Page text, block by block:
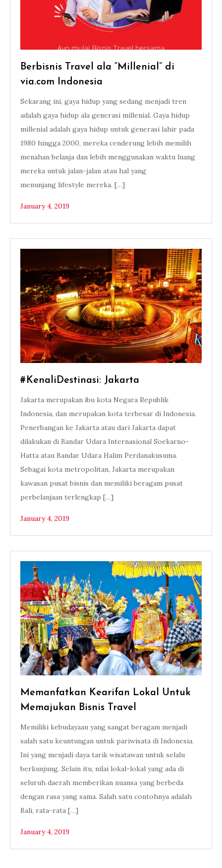
Berbisnis Travel ala “Millenial” di
via.com Indonesia
Sekarang ini, gaya hidup yang sedang menjadi tren
adalah gaya hidup ala generasi millenial. Gaya hidup
millenial adalah gaya hidup untuk generasi lahir pada
1980 hingga 2000, mereka cenderung lebih memilih
menahan belanja dan lebih menggunakan waktu luang
mereka untuk jalan-jalan atau hal yang
menunjang lifestyle mereka. […]
January 4, 2019
#KenaliDestinasi: Jakarta
Jakarta merupakan ibu kota Negara Republik
Indonesia, dan merupakan kota terbesar di Indonesia.
Penerbangan ke Jakarta atau dari Jakarta dapat
dilakukan di Bandar Udara Internasional Soekarno-
Hatta atau Bandar Udara Halim Perdanakusuma.
Sebagai kota metropolitan, Jakarta merupakan
kawasan pusat bisnis dan memiliki beragam pusat
perbelanjaan terlengkap […]
January 4, 2019
Memanfatkan Kearifan Lokal Untuk
Memajukan Bisnis Travel
Memiliki kebudayaan yang sangat beragam menjadi
salah satu keuntungan untuk pariwisata di Indonesia.
Ini yang menjadi daya tarik wisatawan untuk selalu
berkunjung. Selain itu, nilai lokal-lokal yang ada di
seluruh daerah memberikan nuansa yang berbeda
dengan rasa yang sama. Salah satu contohnya adalah
Bali, rata-rata […]
January 4, 2019